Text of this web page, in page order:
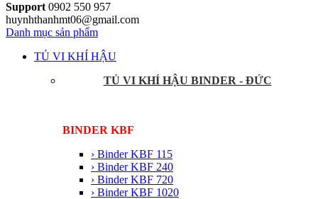
Support 0902 550 957
huynhthanhmt06@gmail.com
Danh mục sản phẩm
TỦ VI KHÍ HẬU
TỦ VI KHÍ HẬU BINDER - ĐỨC
BINDER KBF
› Binder KBF 115
› Binder KBF 240
› Binder KBF 720
› Binder KBF 1020